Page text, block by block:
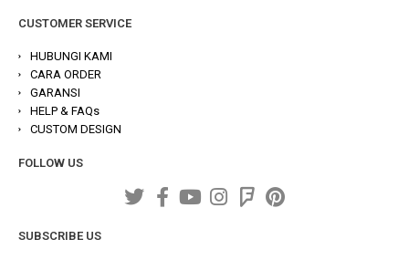
CUSTOMER SERVICE
HUBUNGI KAMI
CARA ORDER
GARANSI
HELP & FAQs
CUSTOM DESIGN
FOLLOW US
SUBSCRIBE US